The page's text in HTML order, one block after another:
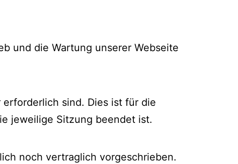
und die Wartung unserer Webseite
sind. Dies ist für die
jeweilige Sitzung beendet ist.
noch vertraglich vorgeschrieben.